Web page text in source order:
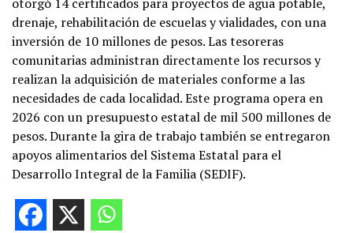
drenaje, rehabilitación de escuelas y vialidades, con una
inversión de 10 millones de pesos. Las tesoreras
comunitarias administran directamente los recursos y
realizan la adquisición de materiales conforme a las
necesidades de cada localidad. Este programa opera en
2026 con un presupuesto estatal de mil 500 millones de
pesos. Durante la gira de trabajo también se entregaron
apoyos alimentarios del Sistema Estatal para el
Desarrollo Integral de la Familia (SEDIF).